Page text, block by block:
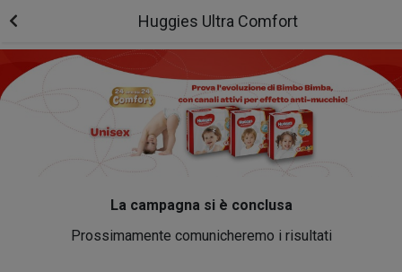
Huggies Ultra Comfort
La campagna si è conclusa
Prossimamente comunicheremo i risultati